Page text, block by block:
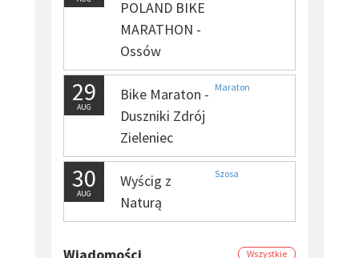
POLAND BIKE
MARATHON -
Ossów
29
AUG
Bike Maraton -
Duszniki Zdrój
Zieleniec
Maraton
30
AUG
Wyścig z
Naturą
Szosa
Wiadomości Wszystkie